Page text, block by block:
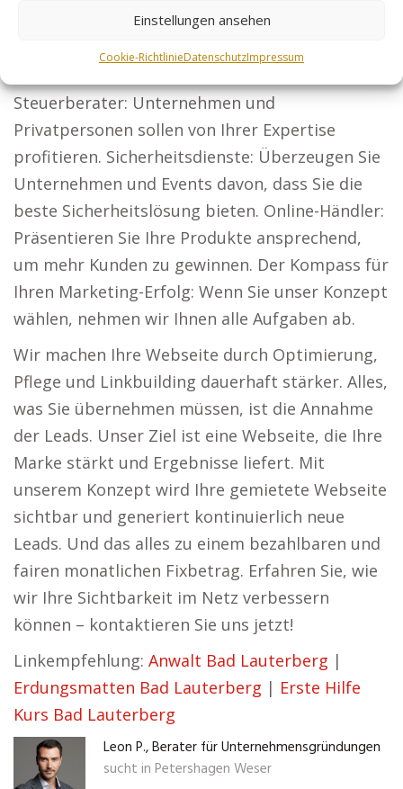
Einstellungen ansehen
Cookie-RichtlinieDatenschutzImpressum
erweitern Sie Ihre Mandantenbasis. Architekten:
gewinnen Sie Bauherren für neue Aufträge.
Steuerberater: Unternehmen und
Privatpersonen sollen von Ihrer Expertise
profitieren. Sicherheitsdienste: Überzeugen Sie
Unternehmen und Events davon, dass Sie die
beste Sicherheitslösung bieten. Online-Händler:
Präsentieren Sie Ihre Produkte ansprechend,
um mehr Kunden zu gewinnen. Der Kompass für
Ihren Marketing-Erfolg: Wenn Sie unser Konzept
wählen, nehmen wir Ihnen alle Aufgaben ab.
Wir machen Ihre Webseite durch Optimierung,
Pflege und Linkbuilding dauerhaft stärker. Alles,
was Sie übernehmen müssen, ist die Annahme
der Leads. Unser Ziel ist eine Webseite, die Ihre
Marke stärkt und Ergebnisse liefert. Mit
unserem Konzept wird Ihre gemietete Webseite
sichtbar und generiert kontinuierlich neue
Leads. Und das alles zu einem bezahlbaren und
fairen monatlichen Fixbetrag. Erfahren Sie, wie
wir Ihre Sichtbarkeit im Netz verbessern
können – kontaktieren Sie uns jetzt!
Linkempfehlung: Anwalt Bad Lauterberg |
Erdungsmatten Bad Lauterberg | Erste Hilfe
Kurs Bad Lauterberg
Leon P., Berater für Unternehmensgründungen
sucht in Petershagen Weser